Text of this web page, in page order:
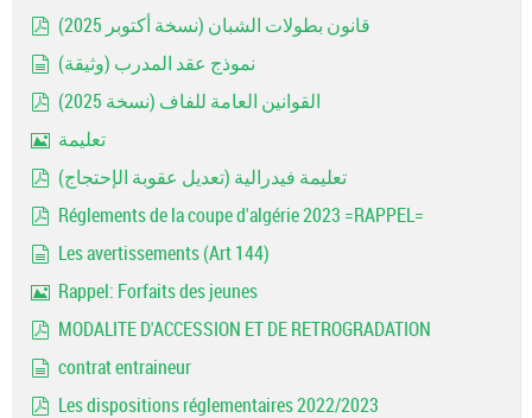
قانون بطولات الشبان (نسخة أكتوبر 2025)
نموذج عقد المدرب (وثيقة)
القوانين العامة للفاف (نسخة 2025)
تعليمة
تعليمة فيدرالية (تعديل عقوبة الإحتجاج)
Réglements de la coupe d'algérie 2023 =RAPPEL=
Les avertissements (Art 144)
Rappel: Forfaits des jeunes
MODALITE D'ACCESSION ET DE RETROGRADATION
contrat entraineur
Les dispositions réglementaires 2022/2023